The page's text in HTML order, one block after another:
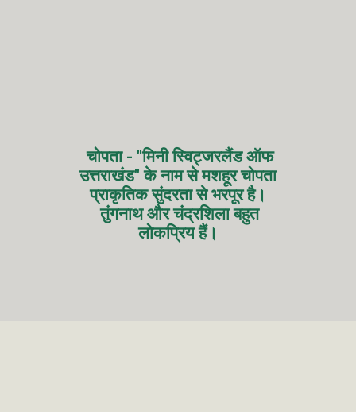
चोपता - "मिनी स्विट्जरलैंड ऑफ
उत्तराखंड" के नाम से मशहूर चोपता
प्राकृतिक सुंदरता से भरपूर है।
तुंगनाथ और चंद्रशिला बहुत
लोकप्रिय हैं।